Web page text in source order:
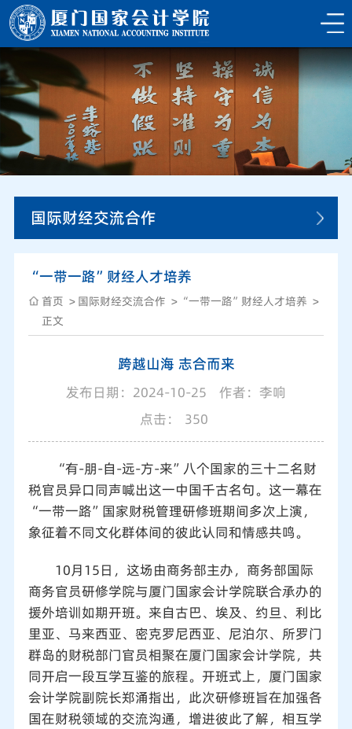
国际财经交流合作
“一带一路”财经人才培养
首页 国际财经交流合作
“一带一路”财经人才培养
正文
跨越山海 志合而来
发布日期：2024-10-25
作者：李响
点击：
350
“有-朋-自-远-方-来”八个国家的三十二名财
税官员异口同声喊出这一中国千古名句。这一幕在
“一带一路”国家财税管理研修班期间多次上演，
象征着不同文化群体间的彼此认同和情感共鸣。
10月15日，这场由商务部主办，商务部国际
商务官员研修学院与厦门国家会计学院联合承办的
援外培训如期开班。来自古巴、埃及、约旦、利比
里亚、马来西亚、密克罗尼西亚、尼泊尔、所罗门
群岛的财税部门官员相聚在厦门国家会计学院，共
同开启一段互学互鉴的旅程。开班式上，厦门国家
会计学院副院长郑涌指出，此次研修班旨在加强各
国在财税领域的交流沟通，增进彼此了解，相互学